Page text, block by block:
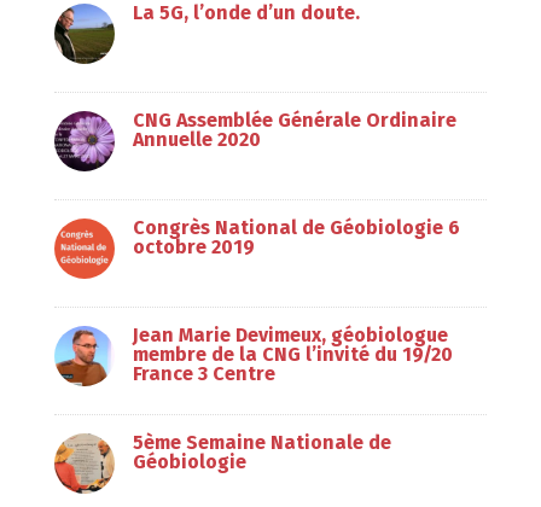
La 5G, l’onde d’un doute.
CNG Assemblée Générale Ordinaire
Annuelle 2020
Congrès National de Géobiologie 6
octobre 2019
Jean Marie Devimeux, géobiologue
membre de la CNG l’invité du 19/20
France 3 Centre
5ème Semaine Nationale de
Géobiologie